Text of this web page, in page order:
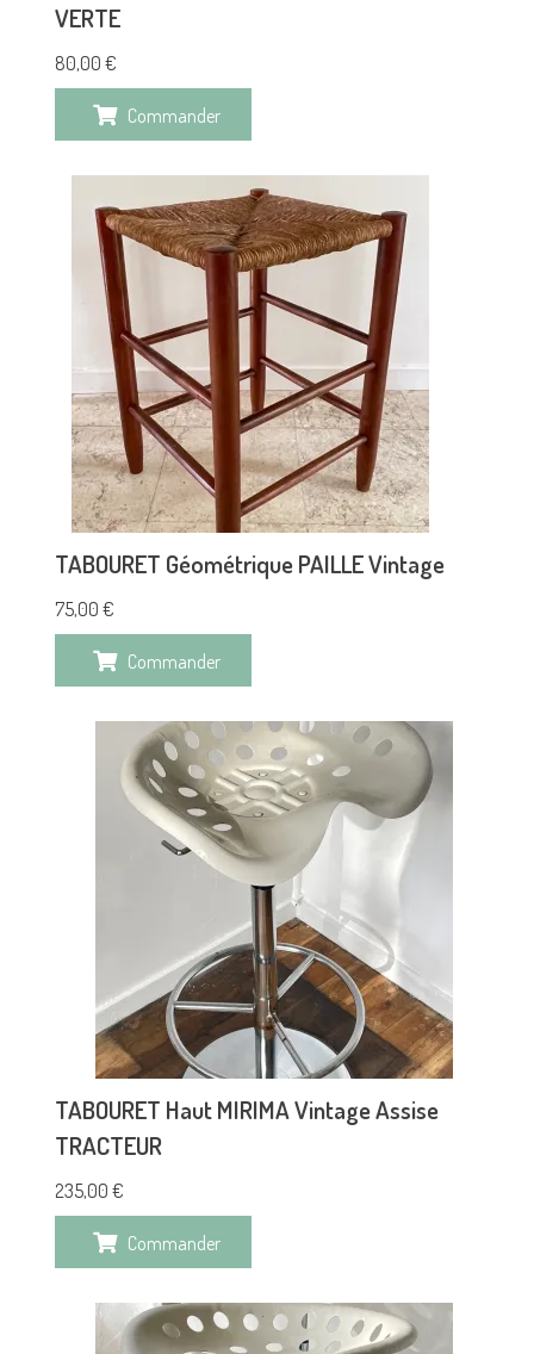
VERTE
80,00 €
Commander
TABOURET Géométrique PAILLE Vintage
75,00 €
Commander
TABOURET Haut MIRIMA Vintage Assise
TRACTEUR
235,00 €
Commander